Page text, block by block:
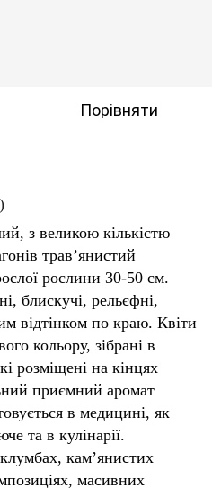
Порівняти
з великою кількістю
трав’янистий
рослини 30-50 см.
блискучі, рельєфні,
відтінком по краю. Квіти
кольору, зібрані в
розміщені на кінцях
приємний аромат
в медицині, як
та в кулінарії.
кам’янистих
масивних